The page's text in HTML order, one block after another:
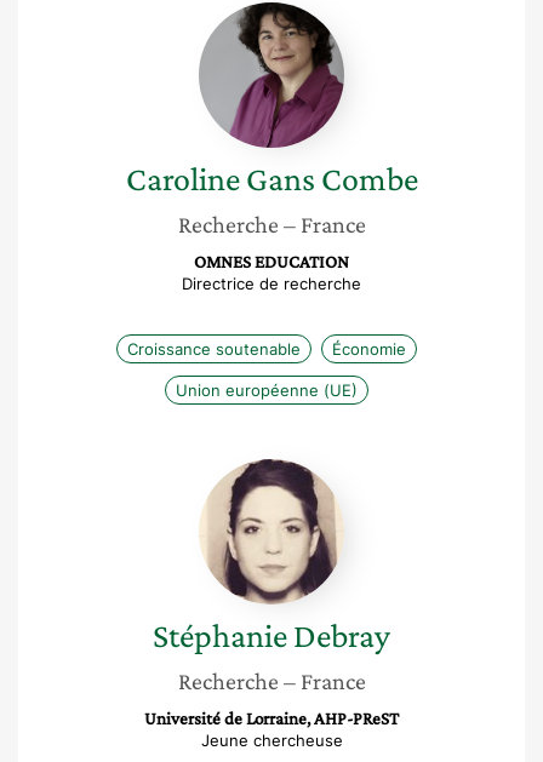
Caroline
Gans
Combe
Caroline Gans Combe
Recherche – France
OMNES EDUCATION
Directrice de recherche
Croissance soutenable Économie
Union européenne (UE)
Stéphanie
Debray
StéphanieDebray
Recherche – France
Université de Lorraine, AHP-PReST
Jeune chercheuse